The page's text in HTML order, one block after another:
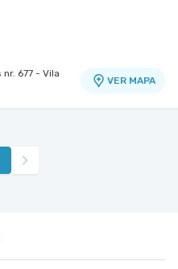
677 - Vila
VER MAPA
- Unidade
Sao Paulo